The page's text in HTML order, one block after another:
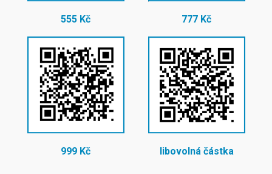
555 Kč 777 Kč
999 Kč libovolná částka